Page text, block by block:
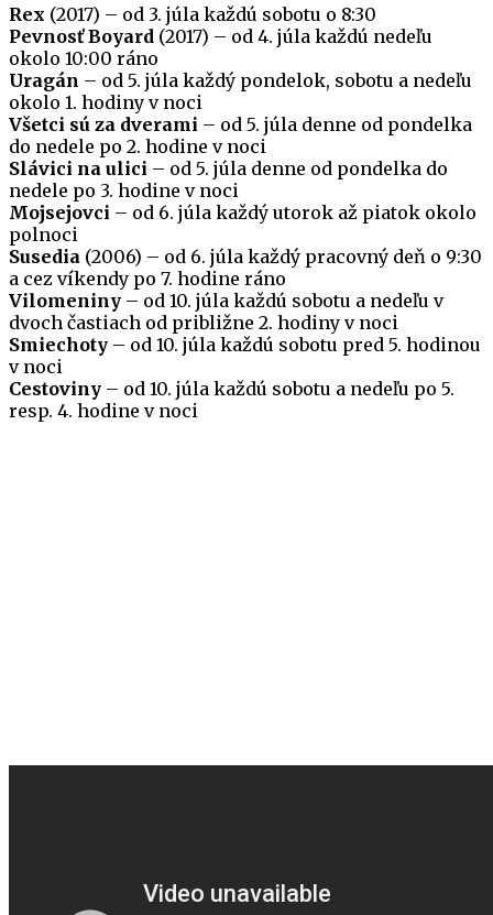
Rex (2017) – od 3. júla každú sobotu o 8:30
Pevnosť Boyard (2017) – od 4. júla každú nedeľu
okolo 10:00 ráno
Uragán – od 5. júla každý pondelok, sobotu a nedeľu
okolo 1. hodiny v noci
Všetci sú za dverami – od 5. júla denne od pondelka
do nedele po 2. hodine v noci
Slávici na ulici – od 5. júla denne od pondelka do
nedele po 3. hodine v noci
Mojsejovci – od 6. júla každý utorok až piatok okolo
polnoci
Susedia (2006) – od 6. júla každý pracovný deň o 9:30
a cez víkendy po 7. hodine ráno
Vilomeniny – od 10. júla každú sobotu a nedeľu v
dvoch častiach od približne 2. hodiny v noci
Smiechoty – od 10. júla každú sobotu pred 5. hodinou
v noci
Cestoviny – od 10. júla každú sobotu a nedeľu po 5.
resp. 4. hodine v noci